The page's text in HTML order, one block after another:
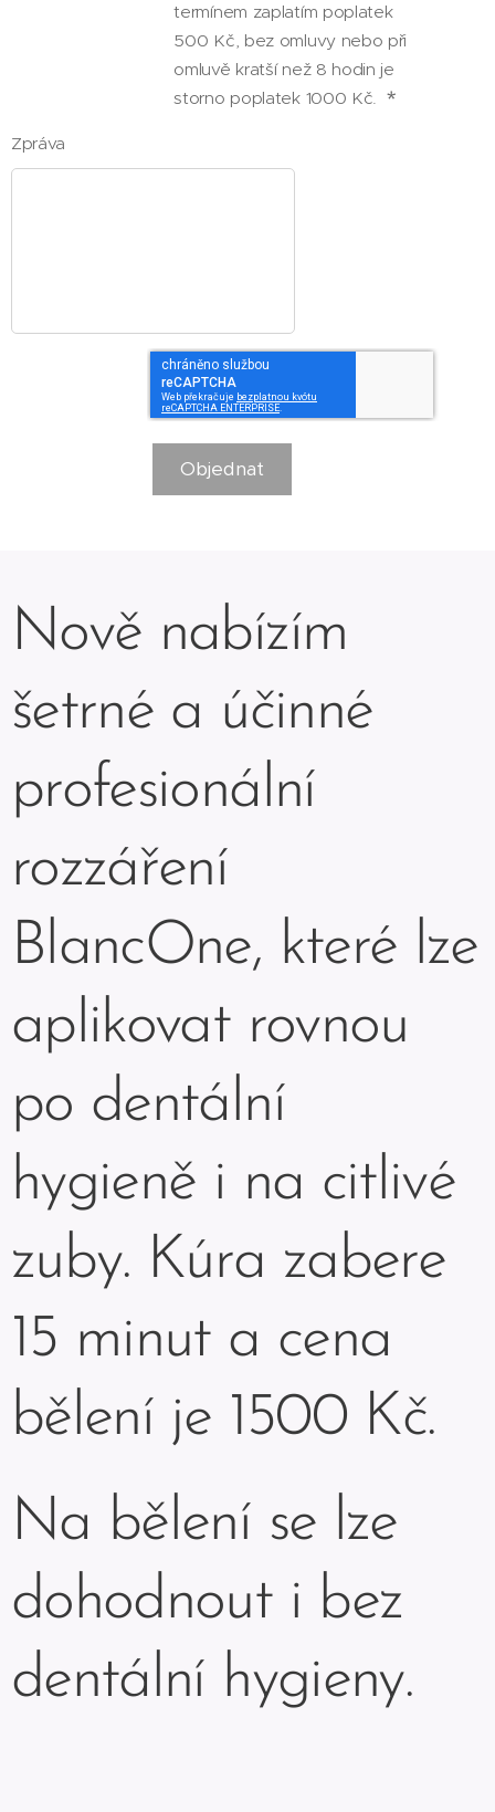
termínem zaplatím poplatek
500 Kč, bez omluvy nebo při
omluvě kratší než 8 hodin je
storno poplatek 1000 Kč.
Zpráva
Objednat
Nově nabízím
šetrné a účinné
profesionální
rozzáření
BlancOne, které lze
aplikovat rovnou
po dentální
hygieně i na citlivé
zuby. Kúra zabere
15 minut a cena
bělení je 1500 Kč.
Na bělení se lze
dohodnout i bez
dentální hygieny.